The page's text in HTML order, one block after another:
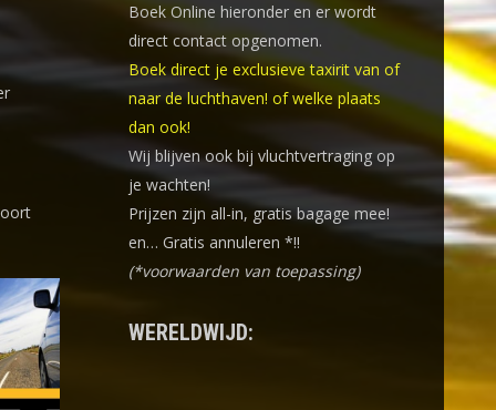
Boek Online hieronder en er wordt
direct contact opgenomen.
Boek direct je exclusieve taxirit van of
naar de luchthaven! of welke plaats
dan ook!
Wij blijven ook bij vluchtvertraging op
je wachten!
Prijzen zijn all-in, gratis bagage mee!
en… Gratis annuleren *!!
(*voorwaarden van toepassing)
WERELDWIJD: